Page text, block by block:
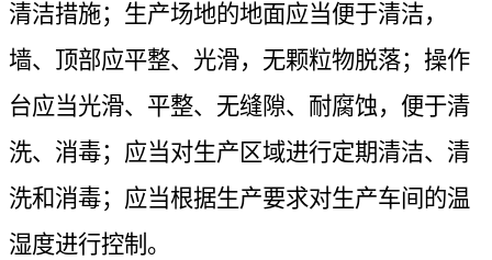
清洁措施；生产场地的地面应当便于清洁，
墙、顶部应平整、光滑，无颗粒物脱落；操作
台应当光滑、平整、无缝隙、耐腐蚀，便于清
洗、消毒；应当对生产区域进行定期清洁、清
洗和消毒；应当根据生产要求对生产车间的温
湿度进行控制。